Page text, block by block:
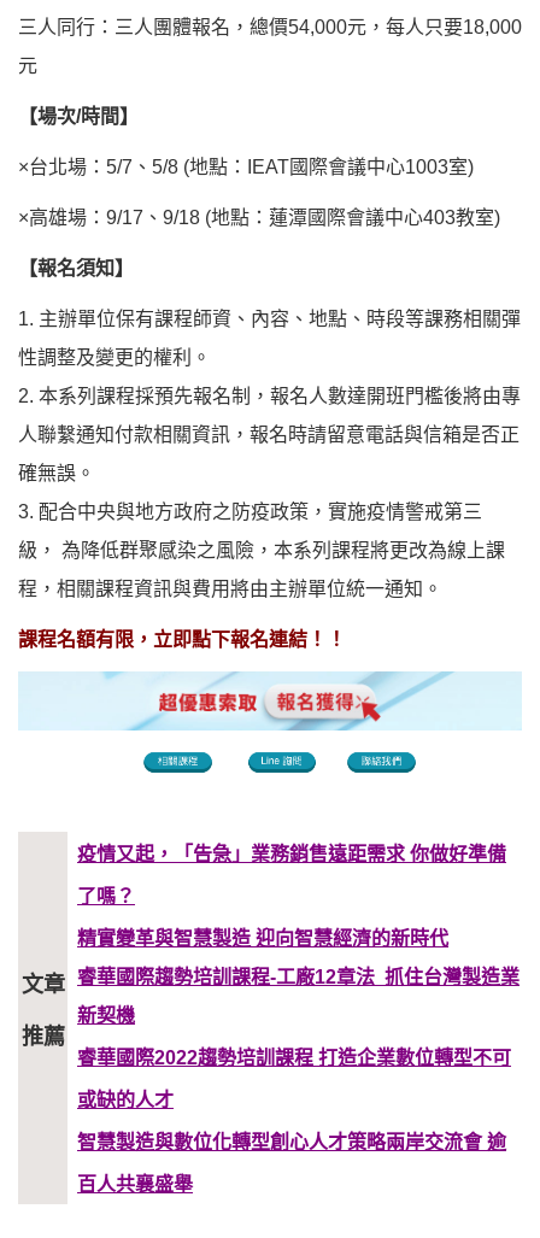
三人同行：三人團體報名，總價54,000元，每人只要18,000
元
【場次/時間】
×台北場：5/7、5/8 (地點：IEAT國際會議中心1003室)
×高雄場：9/17、9/18 (地點：蓮潭國際會議中心403教室)
【報名須知】
1. 主辦單位保有課程師資、內容、地點、時段等課務相關彈
性調整及變更的權利。
2. 本系列課程採預先報名制，報名人數達開班門檻後將由專
人聯繫通知付款相關資訊，報名時請留意電話與信箱是否正
確無誤。
3. 配合中央與地方政府之防疫政策，實施疫情警戒第三
級， 為降低群聚感染之風險，本系列課程將更改為線上課
程，相關課程資訊與費用將由主辦單位統一通知。
課程名額有限，立即點下報名連結！！
文章
推薦
疫情又起，「告急」業務銷售遠距需求 你做好準備
了嗎？
精實變革與智慧製造 迎向智慧經濟的新時代
睿華國際趨勢培訓課程-工廠12章法 抓住台灣製造業
新契機
睿華國際2022趨勢培訓課程 打造企業數位轉型不可
或缺的人才
智慧製造與數位化轉型創心人才策略兩岸交流會 逾
百人共襄盛舉